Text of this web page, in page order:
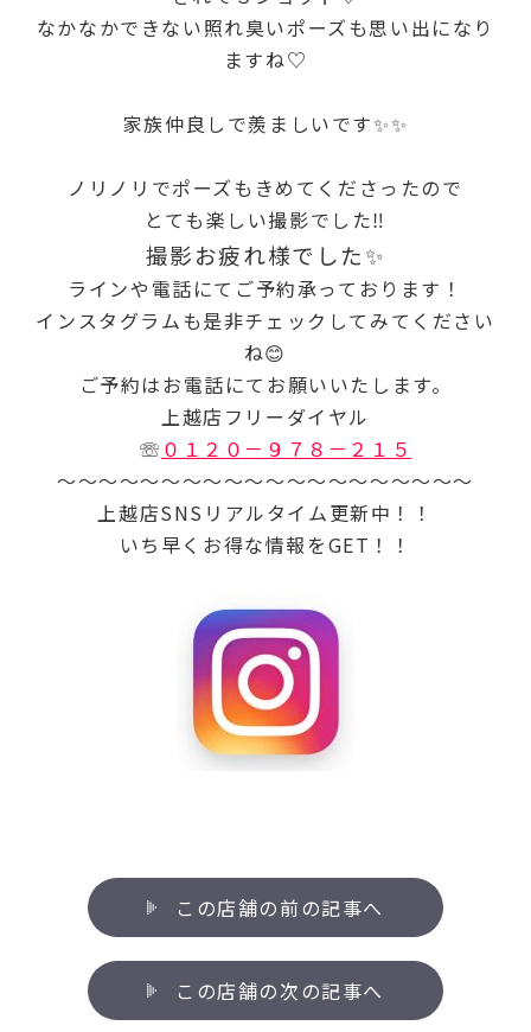
なかなかできない照れ臭いポーズも思い出になり
ますね♡
家族仲良しで羨ましいです✨✨
ノリノリでポーズもきめてくださったので
とても楽しい撮影でした‼
撮影お疲れ様でした✨
ラインや電話にてご予約承っております！
インスタグラムも是非チェックしてみてください
ね😊
ご予約はお電話にてお願いいたします。
上越店フリーダイヤル
☏ ０１２０－９７８－２１５
～～～～～～～～～～～～～～～～～～～～
上越店SNSリアルタイム更新中！！
いち早くお得な情報をGET！！
この店舗の前の記事へ
この店舗の次の記事へ